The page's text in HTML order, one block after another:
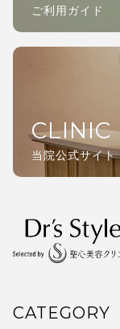
ご利用ガイド
CLINIC
当院公式サイト
CATEGORY